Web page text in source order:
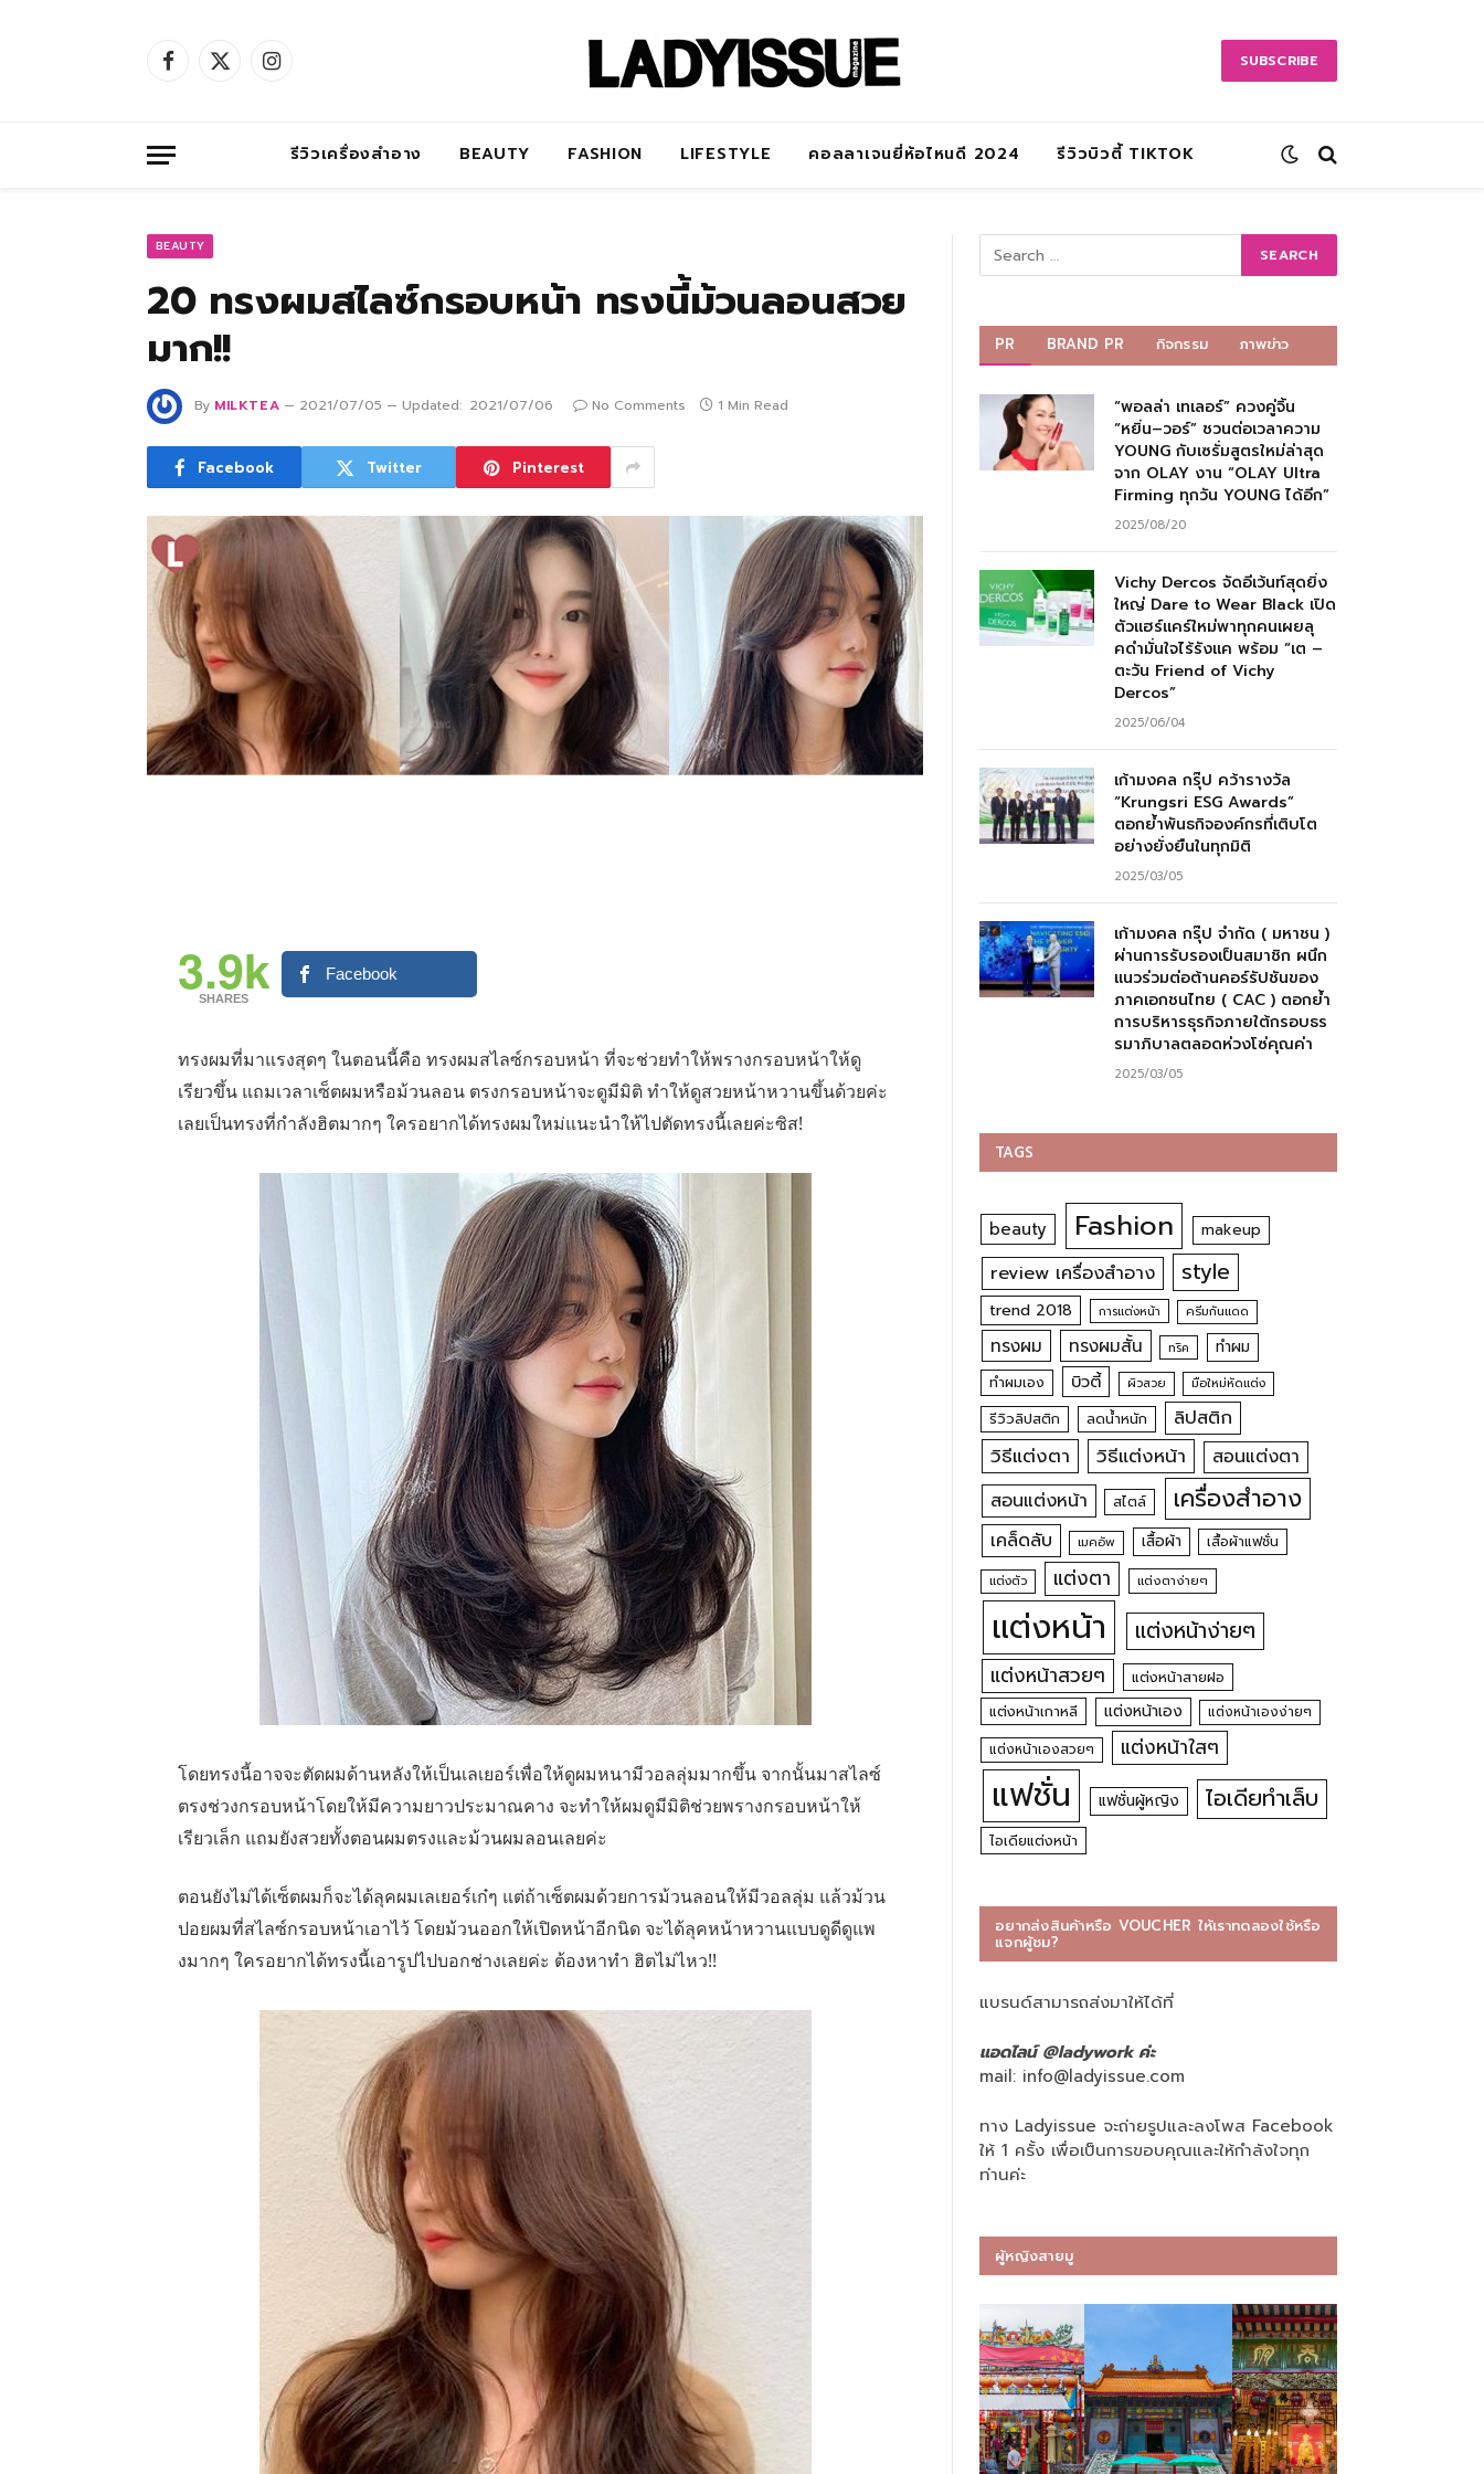
Facebook
X
Instagram SUBSCRIBE
รีวิวเครื่องสำอาง BEAUTY FASHION LIFESTYLE คอลลาเจนยี่ห้อไหนดี 2024 รีวิวบิวตี้ TIKTOK
BEAUTY
20 ทรงผมสไลซ์กรอบหน้า ทรงนี้ม้วนลอนสวย
มาก!!
By MILKTEA 2021/07/05 Updated: 2021/07/06 No Comments 1 Min Read
Facebook Twitter Pinterest
3.9k
SHARES
Facebook
ทรงผมที่มาแรงสุดๆ ในตอนนี้คือ ทรงผมสไลซ์กรอบหน้า ที่จะช่วยทำให้พรางกรอบหน้าให้ดู
เรียวขึ้น แถมเวลาเซ็ตผมหรือม้วนลอน ตรงกรอบหน้าจะดูมีมิติ ทำให้ดูสวยหน้าหวานขึ้นด้วยค่ะ
เลยเป็นทรงที่กำลังฮิตมากๆ ใครอยากได้ทรงผมใหม่แนะนำให้ไปตัดทรงนี้เลยค่ะซิส!
โดยทรงนี้อาจจะตัดผมด้านหลังให้เป็นเลเยอร์เพื่อให้ดูผมหนามีวอลลุ่มมากขึ้น จากนั้นมาสไลซ์
ตรงช่วงกรอบหน้าโดยให้มีความยาวประมาณคาง จะทำให้ผมดูมีมิติช่วยพรางกรอบหน้าให้
เรียวเล็ก แถมยังสวยทั้งตอนผมตรงและม้วนผมลอนเลยค่ะ
ตอนยังไม่ได้เซ็ตผมก็จะได้ลุคผมเลเยอร์เก๋ๆ แต่ถ้าเซ็ตผมด้วยการม้วนลอนให้มีวอลลุ่ม แล้วม้วน
ปอยผมที่สไลซ์กรอบหน้าเอาไว้ โดยม้วนออกให้เปิดหน้าอีกนิด จะได้ลุคหน้าหวานแบบดูดีดูแพ
งมากๆ ใครอยากได้ทรงนี้เอารูปไปบอกช่างเลยค่ะ ต้องหาทำ ฮิตไม่ไหว!!
PR BRAND PR กิจกรรม ภาพข่าว
“พอลล่า เทเลอร์” ควงคู่จิ้น
“หยิ่น–วอร์” ชวนต่อเวลาความ
YOUNG กับเซรั่มสูตรใหม่ล่าสุด
จาก OLAY งาน “OLAY Ultra
Firming ทุกวัน YOUNG ได้อีก”
2025/08/20
Vichy Dercos จัดอีเว้นท์สุดยิ่ง
ใหญ่ Dare to Wear Black เปิด
ตัวแฮร์แคร์ใหม่พาทุกคนเผยลุ
คดำมั่นใจไร้รังแค พร้อม “เต –
ตะวัน Friend of Vichy
Dercos”
2025/06/04
เก้ามงคล กรุ๊ป คว้ารางวัล
“Krungsri ESG Awards”
ตอกย้ำพันธกิจองค์กรที่เติบโต
อย่างยั่งยืนในทุกมิติ
2025/03/05
เก้ามงคล กรุ๊ป จำกัด ( มหาชน )
ผ่านการรับรองเป็นสมาชิก ผนึก
แนวร่วมต่อต้านคอร์รัปชันของ
ภาคเอกชนไทย ( CAC ) ตอกย้ำ
การบริหารธุรกิจภายใต้กรอบธร
รมาภิบาลตลอดห่วงโซ่คุณค่า
2025/03/05
TAGS
beauty Fashion makeup
review เครื่องสำอาง style
trend 2018 การแต่งหน้า ครีมกันแดด
ทรงผม ทรงผมสั้น ทริค ทำผม
ทำผมเอง บิวตี้ ผิวสวย มือใหม่หัดแต่ง
รีวิวลิปสติก ลดน้ำหนัก ลิปสติก
วิธีแต่งตา วิธีแต่งหน้า สอนแต่งตา
สอนแต่งหน้า สไตล์ เครื่องสำอาง
เคล็ดลับ เมคอัพ เสื้อผ้า เสื้อผ้าแฟชั่น
แต่งตัว แต่งตา แต่งตาง่ายๆ
แต่งหน้า แต่งหน้าง่ายๆ
แต่งหน้าสวยๆ
แต่งหน้าสายฝอ
แต่งหน้าเกาหลี
แต่งหน้าเอง
แต่งหน้าเองง่ายๆ
แต่งหน้าเองสวยๆ
แต่งหน้าใสๆ
แฟชั่น แฟชั่นผู้หญิง ไอเดียทำเล็บ
ไอเดียแต่งหน้า
อยากส่งสินค้าหรือ VOUCHER ให้เราทดลองใช้หรือ
แจกผู้ชม?
แบรนด์สามารถส่งมาให้ได้ที่
แอดไลน์ @ladywork ค่ะ
mail: info@ladyissue.com
ทาง Ladyissue จะถ่ายรูปและลงโพส Facebook
ให้ 1 ครั้ง เพื่อเป็นการขอบคุณและให้กำลังใจทุก
ท่านค่ะ
ผู้หญิงสายมู